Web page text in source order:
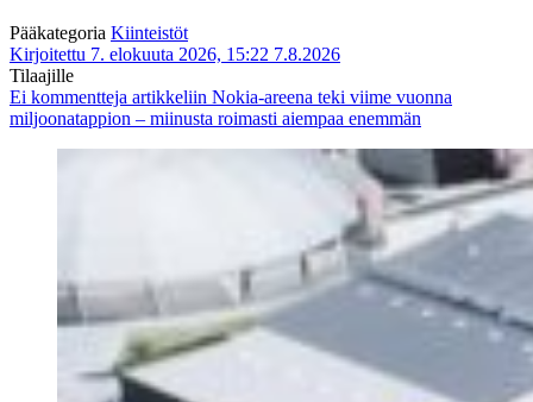
Pääkategoria Kiinteistöt
Kirjoitettu 7. elokuuta 2026, 15:22 7.8.2026
Tilaajille
Ei kommentteja artikkeliin Nokia-areena teki viime vuonna
miljoonatappion – miinusta roimasti aiempaa enemmän